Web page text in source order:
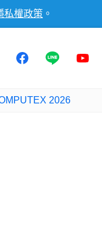
私權政策 。
2026